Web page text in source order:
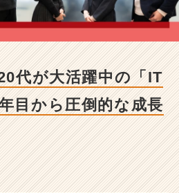
代が大活躍中の「IT
目から圧倒的な成長